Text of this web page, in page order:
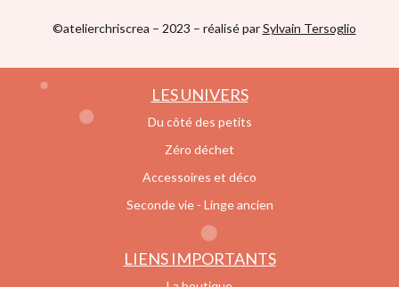
©atelierchriscrea – 2023 – réalisé parSylvain Tersoglio
LES UNIVERS
Du côté des petits
Zéro déchet
Accessoires et déco
Seconde vie - Linge ancien
LIENS IMPORTANTS